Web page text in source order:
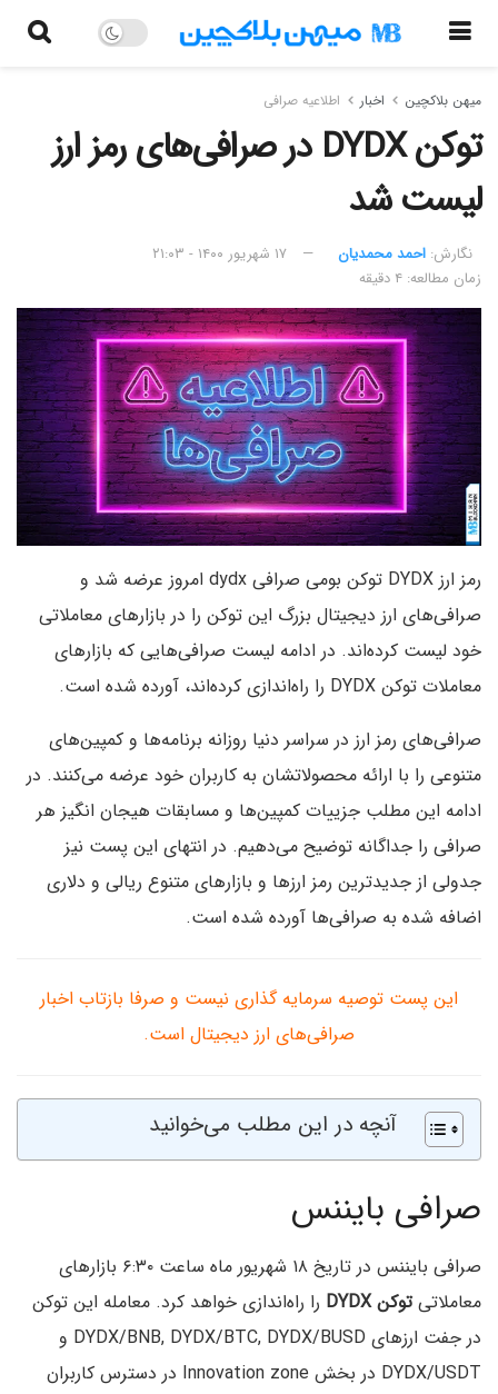
میهن بلاکچین اخبار اطلاعیه صرافی
توکن DYDX در صرافی‌های رمز ارز
لیست شد
نگارش:‌ احمد محمدیان
۱۷ شهریور ۱۴۰۰ - ۲۱:۰۳
زمان مطالعه: ۴ دقیقه
رمز ارز DYDX توکن بومی صرافی dydx امروز عرضه شد و
صرافی‌های ارز دیجیتال بزرگ این توکن را در بازارهای معاملاتی
خود لیست کرده‌اند. در ادامه لیست صرافی‌هایی که بازارهای
معاملات توکن DYDX را راه‌اندازی کرده‌اند، آورده شده است.
صرافی‌های رمز ارز در سراسر دنیا روزانه برنامه‌ها و کمپین‌های
متنوعی را با ارائه محصولاتشان به کاربران خود عرضه می‌کنند. در
ادامه این مطلب جزییات کمپین‌ها و مسابقات هیجان انگیز هر
صرافی را جداگانه توضیح می‌دهیم. در انتهای این پست نیز
جدولی از جدیدترین رمز ارزها و بازارهای متنوع ریالی و دلاری
اضافه شده به صرافی‌ها آورده شده است.
این پست توصیه سرمایه گذاری نیست و صرفا بازتاب اخبار
صرافی‌های ارز دیجیتال است.
آنچه در این مطلب می‌خوانید
صرافی بایننس
صرافی بایننس در تاریخ ۱۸ شهریور ماه ساعت ۶:۳۰ بازارهای
معاملاتیتوکن DYDX
را راه‌اندازی خواهد کرد. معامله این توکن
در جفت ارزهای DYDX/BNB, DYDX/BTC, DYDX/BUSD و
DYDX/USDT در بخش Innovation zone در دسترس کاربران